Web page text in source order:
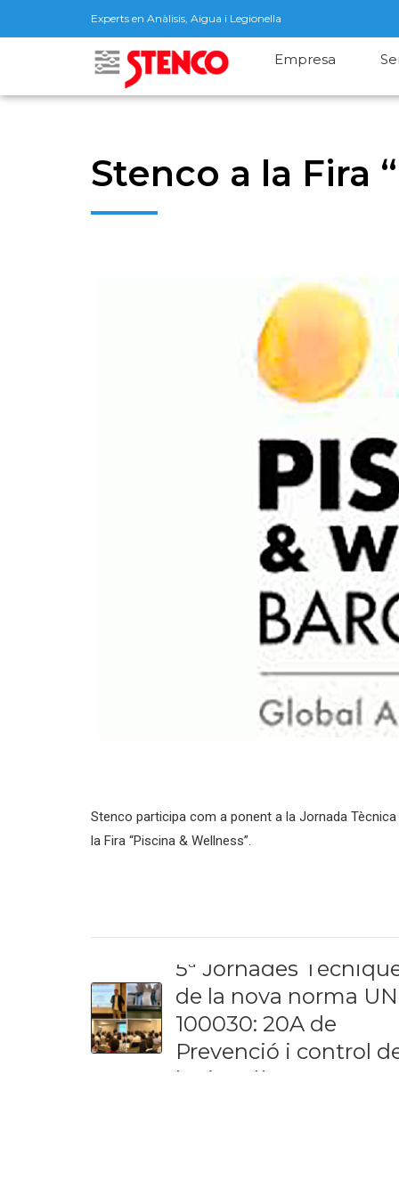
Experts en Anàlisis, Aigua i Legionella
Empresa
Stenco a la Fira
Stenco participa com a ponent a la Jornada
la Fira “Piscina & Wellness”.
5ª Jornades
de la nova norma
100030: 20A de
Prevenció i control
legionel·la